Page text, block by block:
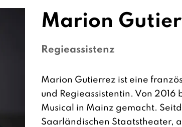
Marion
Regieassistenz
Marion Gutierrez ist eine
und Regieassistentin. Von
Musical in Mainz gemacht.
Saarländischen Staatstheater,